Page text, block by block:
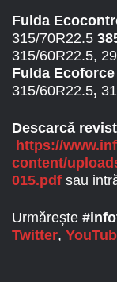
Fulda
315/70R22.5
315/60R22.5,
Fulda Ecoforce
315/60R22.5,
Descarcă
https://
content/
015.pdf sau
Urmărește
Twitter,